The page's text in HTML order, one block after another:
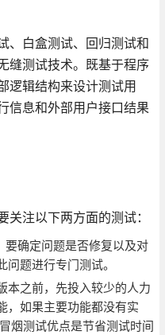
、白盒测试、回归测试和
缝测试技术。既基于程序
逻辑结构来设计测试用
信息和外部用户接口结果
注以下两方面的测试：
确定问题是否修复以及对
题进行专门测试。
本之前，先投入较少的人力
，如果主要功能都没有实
烟测试优点是节省测试时间